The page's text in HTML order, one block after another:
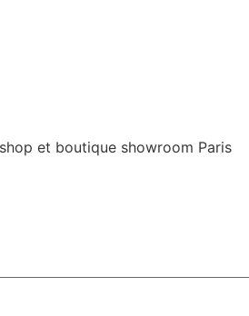
et boutique showroom Paris